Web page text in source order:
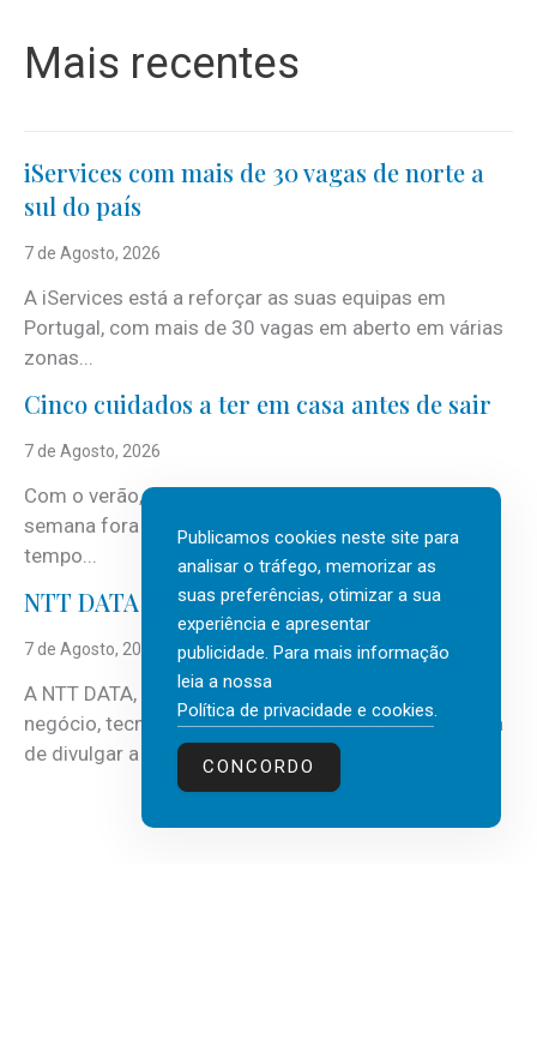
Mais recentes
iServices com mais de 30 vagas de norte a
sul do país
7 de Agosto, 2026
A iServices está a reforçar as suas equipas em
Portugal, com mais de 30 vagas em aberto em várias
zonas...
Cinco cuidados a ter em casa antes de sair
7 de Agosto, 2026
Com o verão, chegam também as férias, os fins-de-
semana fora e os dias em que a casa fica mais
tempo...
NTT DATA Insurtech Global Outlook 2026
7 de Agosto, 2026
A NTT DATA, consultora global em serviços de
negócio, tecnologia e inteligência artificial (IA), acaba
de divulgar a mais recente...
Publicamos cookies neste site para
analisar o tráfego, memorizar as
suas preferências, otimizar a sua
experiência e apresentar
publicidade. Para mais informação
leia a nossa
Política de privacidade e cookies.
CONCORDO